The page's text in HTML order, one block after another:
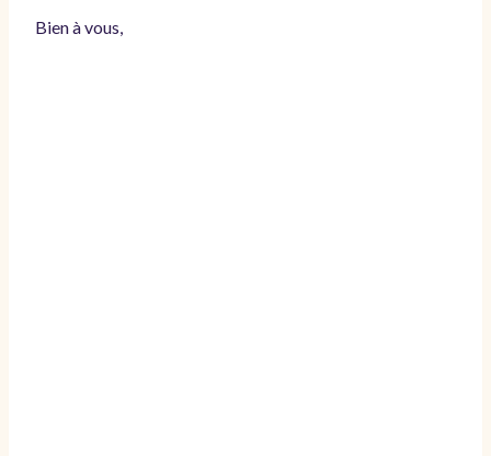
Bien à vous,